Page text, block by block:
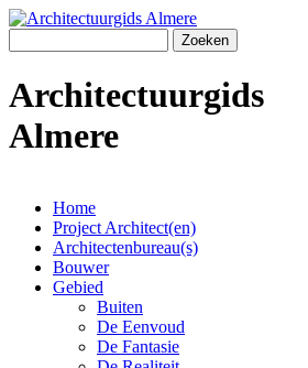
Overslaan en naar de algemene inhoud gaan
Architectuurgids
Almere
Main menu
Home
Project Architect(en)
Architectenbureau(s)
Bouwer
Gebied
Buiten
De Eenvoud
De Fantasie